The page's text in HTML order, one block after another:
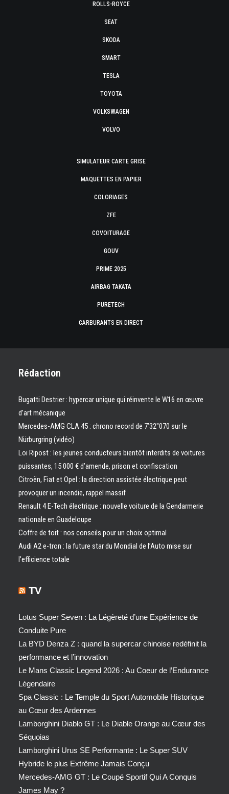
ROLLS-ROYCE
SEAT
SKODA
SMART
TESLA
TOYOTA
VOLKSWAGEN
VOLVO
SIMULATEUR CARTE GRISE
MAQUETTES EN PAPIER
COLORIAGES
ZFE
COVOITURAGE
GOUV
PRIME 2025
AIRBAG TAKATA
PURETECH
CARBURANTS EN DIRECT
Rédaction
Bugatti Destrier : hypercar unique qui réinvente le W16 en œuvre
d’art mécanique
Mercedes-AMG CLA 45 : chrono record de 7’32″070 sur le
Nürburgring (vidéo)
Loi Ripost : les jeunes conducteurs bientôt interdits de voitures
puissantes, 15 000 € d’amende, prison et confiscation
Citroën, Fiat et Opel : la direction assistée électrique peut
provoquer un incendie, rappel massif
Renault 4 E-Tech électrique : nouvelle voiture de la Gendarmerie
nationale en Guadeloupe
Coffre de toit : nos conseils pour un choix optimal
Audi A2 e-tron : la future star du Mondial de l’Auto mise sur
l’efficience totale
TV
Lotus Super Seven : La Légèreté d’une Expérience de
Conduite Pure
La BYD Denza Z : quand la supercar chinoise redéfinit la
performance et l’innovation
Le Mans Classic Legend 2026 : Au Coeur de l’Endurance
Légendaire
Spa Classic : Le Temple du Sport Automobile Historique
au Cœur des Ardennes
Lamborghini Diablo GT : Le Diable Orange au Cœur des
Séquoias
Lamborghini Urus SE Performante : Le Super SUV
Hybride le plus Extrême Jamais Conçu
Mercedes-AMG GT : Le Coupé Sportif Qui A Conquis
James May ?